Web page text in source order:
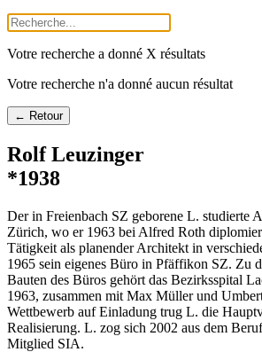
Votre recherche a donné X résultats
Votre recherche n'a donné aucun résultat
← Retour
Rolf Leuzinger
*1938
Der in Freienbach SZ geborene L. studierte
Zürich, wo er 1963 bei Alfred Roth
Tätigkeit als planender Architekt in
1965 sein eigenes Büro in Pfäffikon SZ. Zu
Bauten des Büros gehört das Bezirksspital
1963, zusammen mit Max Müller und
Wettbewerb auf Einladung trug L. die
Realisierung. L. zog sich 2002 aus dem
Mitglied SIA.